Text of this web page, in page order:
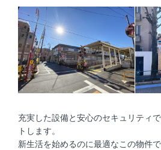
充実した設備と安心のセキュリティ
トします。
新生活を始めるのに最適なこの物件で